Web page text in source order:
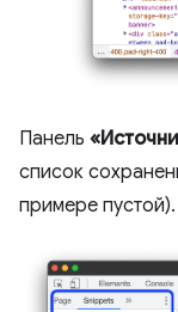
Панель
список
примере пустой).